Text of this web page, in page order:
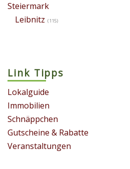
Steiermark
Leibnitz (115)
Link Tipps
Lokalguide
Immobilien
Schnäppchen
Gutscheine & Rabatte
Veranstaltungen